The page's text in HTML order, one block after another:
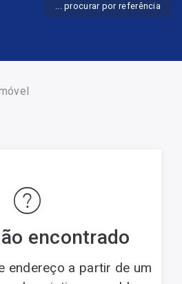
... procurar por referência
encontrado
endereço a partir de um